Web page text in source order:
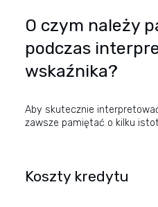
O czym należy
podczas
wskaźnika?
Aby skutecznie
zawsze pamiętać o kilku
Koszty kredytu